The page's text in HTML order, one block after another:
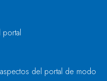
portal
del portal de modo